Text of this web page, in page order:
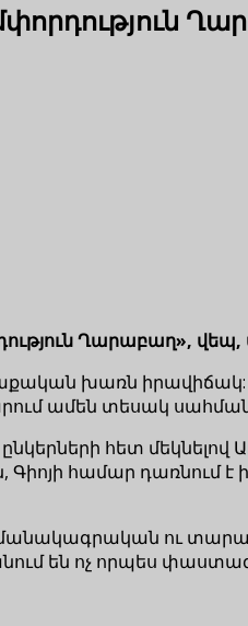
Ղարաբաղ», վեպ,
խառն իրավիճակ:
ամեն տեսակ
հետ
համար դառնում է
ու
են ոչ որպես